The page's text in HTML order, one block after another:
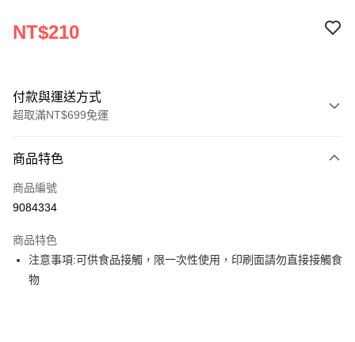
NT$210
付款與運送方式
超取滿NT$699免運
信用卡一次付款
Apple Pay
運送方式
• 付款後全家取貨
每筆NT$60，滿NT$699(含以上)免運費
商品特色
商品編號
9084334
商品特色
注意事項:可供食品接觸，限一次性使用，印刷面請勿直接接觸食
物